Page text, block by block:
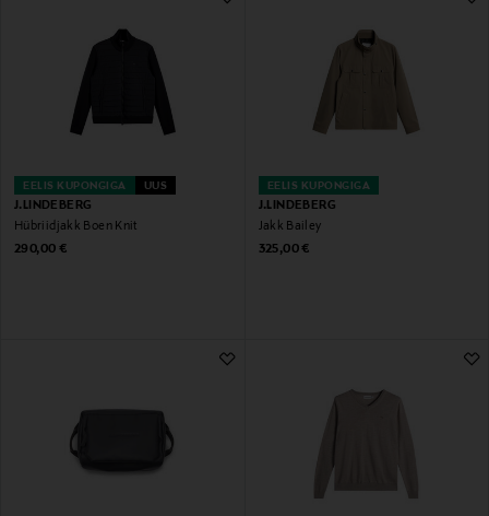
EELIS KUPONGIGA UUS
J.LINDEBERG
Hübriidjakk Boen Knit
Original Price
290,00 €
EELIS KUPONGIGA
J.LINDEBERG
Jakk Bailey
Original Price
325,00 €